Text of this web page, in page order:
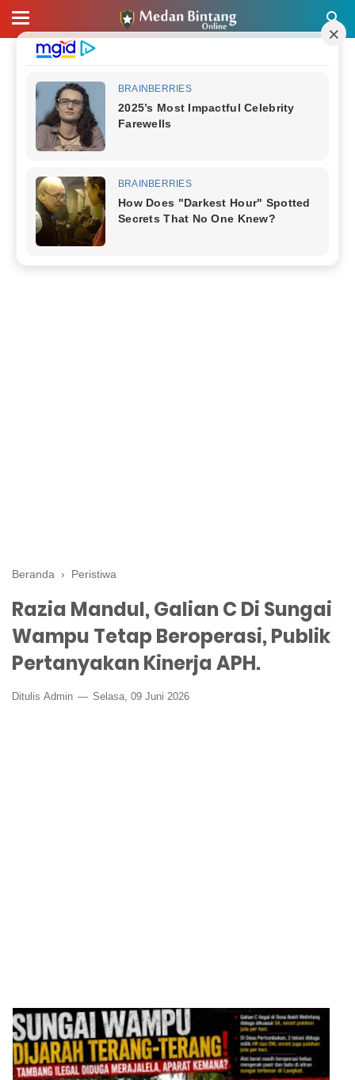
Beranda › Peristiwa
Razia Mandul, Galian C Di Sungai
Wampu Tetap Beroperasi, Publik
Pertanyakan Kinerja APH.
Ditulis Admin Selasa, 09 Juni 2026